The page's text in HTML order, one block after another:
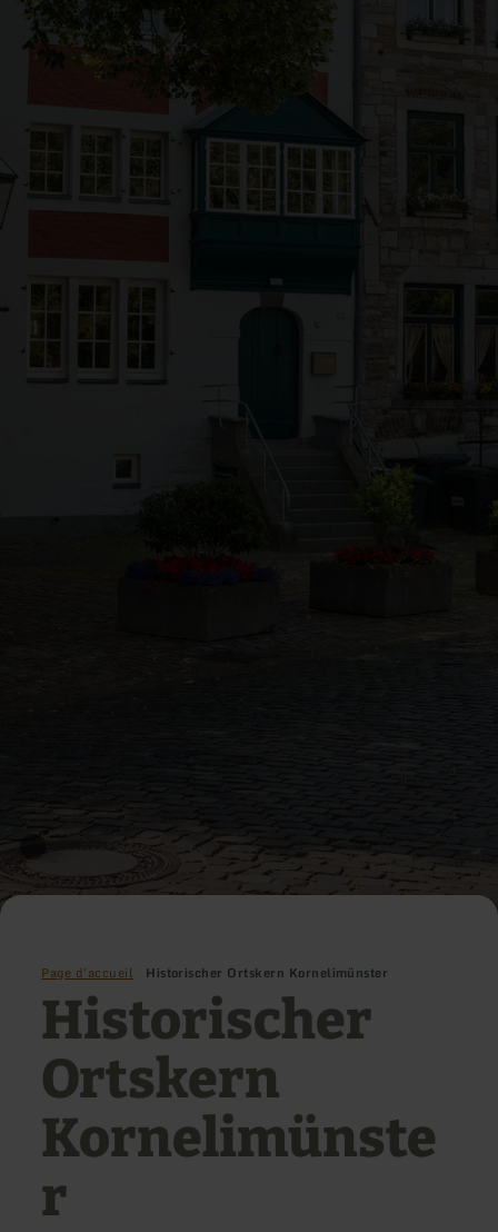
Page d'accueil Historischer Ortskern Kornelimünster
Historischer
Ortskern
Kornelimünste
r